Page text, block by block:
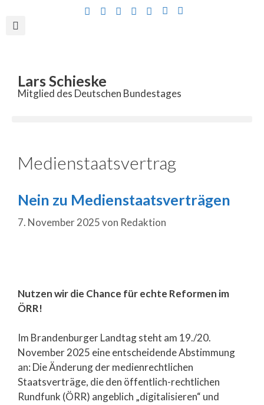
Lars Schieske
Mitglied des Deutschen Bundestages
Medienstaatsvertrag
Nein zu Medienstaatsverträgen
7. November 2025von Redaktion
Nutzen wir die Chance für echte Reformen im
ÖRR!
Im Brandenburger Landtag steht am 19./20.
November 2025 eine entscheidende Abstimmung
an: Die Änderung der medienrechtlichen
Staatsverträge, die den öffentlich-rechtlichen
Rundfunk (ÖRR) angeblich „digitalisieren“ und